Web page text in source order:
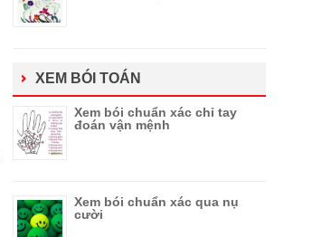
XEM BÓI TOÁN
Xem bói chuẩn xác chỉ tay
đoán vận mệnh
Xem bói chuẩn xác qua nụ
cười